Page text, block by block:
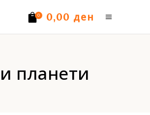
0 0,00 ден
планети